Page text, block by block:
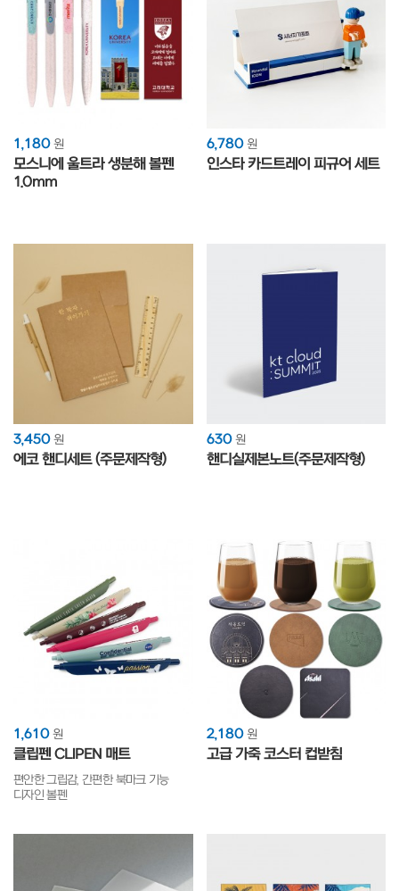
1,180 원
모스니에 울트라 생분해 볼펜
1.0mm
6,780 원
인스타 카드트레이 피규어 세트
3,450 원
에코 핸디세트 (주문제작형)
630 원
핸디실제본노트(주문제작형)
1,610 원
클립펜 CLIPEN 매트
편안한 그립감, 간편한 북마크 기능
디자인 볼펜
2,180 원
고급 가죽 코스터 컵받침